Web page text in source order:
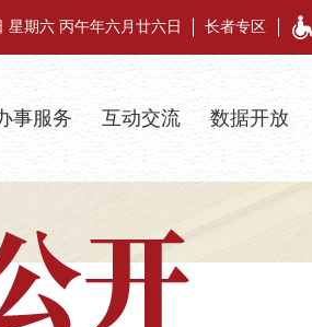
星期六 丙午年六月廿六日 长者专区
事服务 互动交流 数据开放